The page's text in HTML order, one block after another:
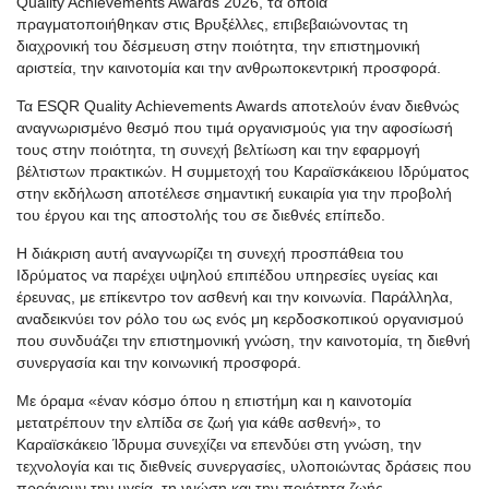
πραγματοποιήθηκαν στις Βρυξέλλες, επιβεβαιώνοντας τη
διαχρονική του δέσμευση στην ποιότητα, την επιστημονική
αριστεία, την καινοτομία και την ανθρωποκεντρική προσφορά.
Τα ESQR Quality Achievements Awards αποτελούν έναν διεθνώς
αναγνωρισμένο θεσμό που τιμά οργανισμούς για την αφοσίωσή
τους στην ποιότητα, τη συνεχή βελτίωση και την εφαρμογή
βέλτιστων πρακτικών. Η συμμετοχή του Καραϊσκάκειου Ιδρύματος
στην εκδήλωση αποτέλεσε σημαντική ευκαιρία για την προβολή
του έργου και της αποστολής του σε διεθνές επίπεδο.
Η διάκριση αυτή αναγνωρίζει τη συνεχή προσπάθεια του
Ιδρύματος να παρέχει υψηλού επιπέδου υπηρεσίες υγείας και
έρευνας, με επίκεντρο τον ασθενή και την κοινωνία. Παράλληλα,
αναδεικνύει τον ρόλο του ως ενός μη κερδοσκοπικού οργανισμού
που συνδυάζει την επιστημονική γνώση, την καινοτομία, τη διεθνή
συνεργασία και την κοινωνική προσφορά.
Με όραμα «έναν κόσμο όπου η επιστήμη και η καινοτομία
μετατρέπουν την ελπίδα σε ζωή για κάθε ασθενή», το
Καραϊσκάκειο Ίδρυμα συνεχίζει να επενδύει στη γνώση, την
τεχνολογία και τις διεθνείς συνεργασίες, υλοποιώντας δράσεις που